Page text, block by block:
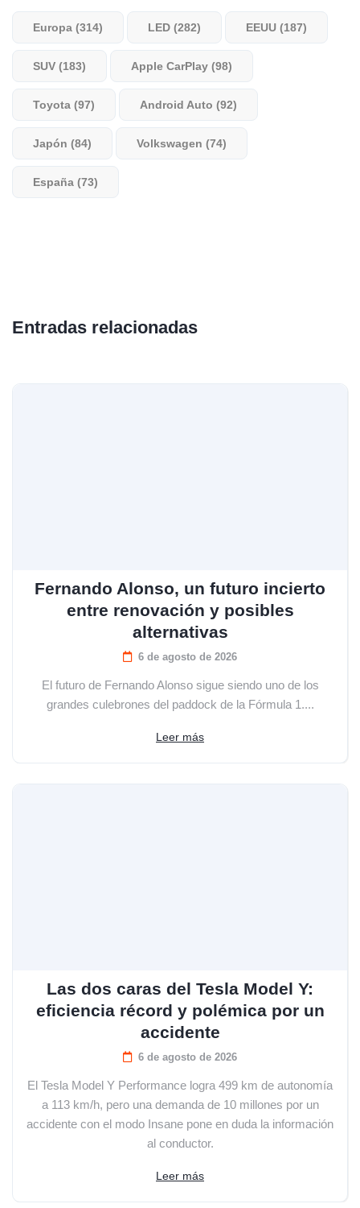
Europa (314) LED (282) EEUU (187)
SUV (183) Apple CarPlay (98)
Toyota (97) Android Auto (92)
Japón (84) Volkswagen (74)
España (73)
Entradas relacionadas
Fernando Alonso, un futuro incierto
entre renovación y posibles
alternativas
6 de agosto de 2026
El futuro de Fernando Alonso sigue siendo uno de los
grandes culebrones del paddock de la Fórmula 1....
Leer más
Las dos caras del Tesla Model Y:
eficiencia récord y polémica por un
accidente
6 de agosto de 2026
El Tesla Model Y Performance logra 499 km de autonomía
a 113 km/h, pero una demanda de 10 millones por un
accidente con el modo Insane pone en duda la información
al conductor.
Leer más